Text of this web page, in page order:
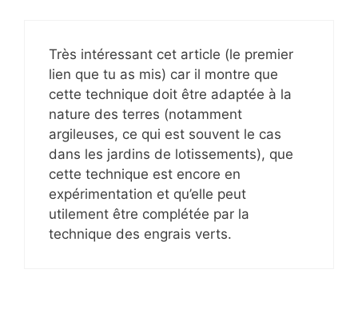
Très intéressant cet article (le premier
lien que tu as mis) car il montre que
cette technique doit être adaptée à la
nature des terres (notamment
argileuses, ce qui est souvent le cas
dans les jardins de lotissements), que
cette technique est encore en
expérimentation et qu’elle peut
utilement être complétée par la
technique des engrais verts.